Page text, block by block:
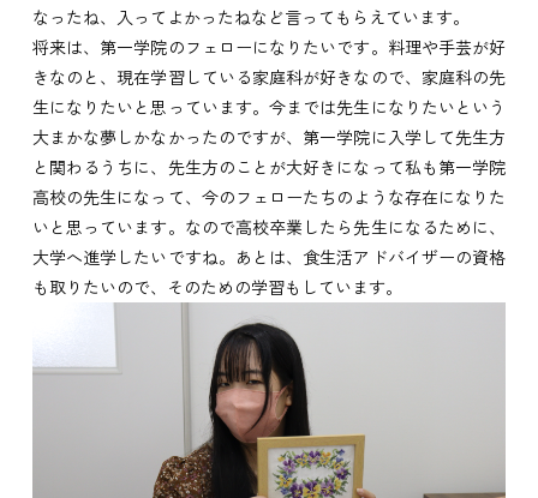
なったね、入ってよかったねなど言ってもらえています。
将来は、第一学院のフェローになりたいです。料理や手芸が好
きなのと、現在学習している家庭科が好きなので、家庭科の先
生になりたいと思っています。今までは先生になりたいという
大まかな夢しかなかったのですが、第一学院に入学して先生方
と関わるうちに、先生方のことが大好きになって私も第一学院
高校の先生になって、今のフェローたちのような存在になりた
いと思っています。なので高校卒業したら先生になるために、
大学へ進学したいですね。あとは、食生活アドバイザーの資格
も取りたいので、そのための学習もしています。